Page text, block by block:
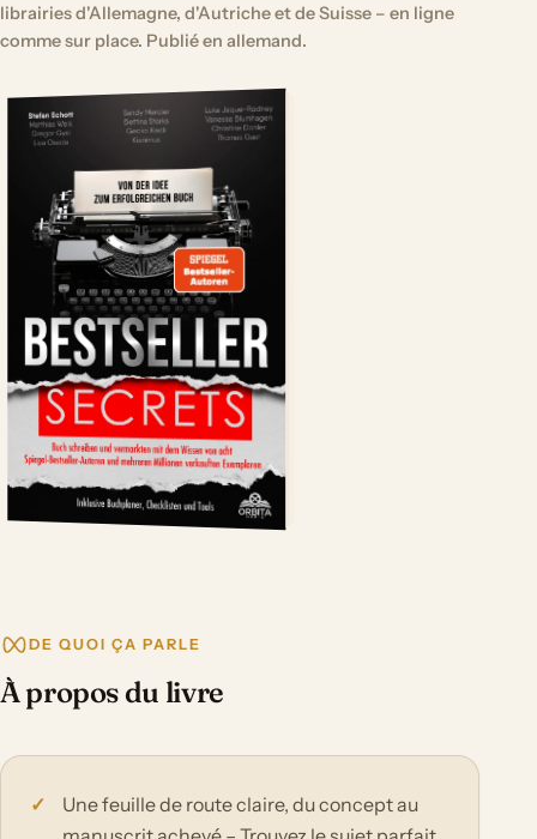
librairies d'Allemagne, d'Autriche et de Suisse – en ligne
comme sur place. Publié en allemand.
DE QUOI ÇA PARLE
À propos du livre
Une feuille de route claire, du concept au